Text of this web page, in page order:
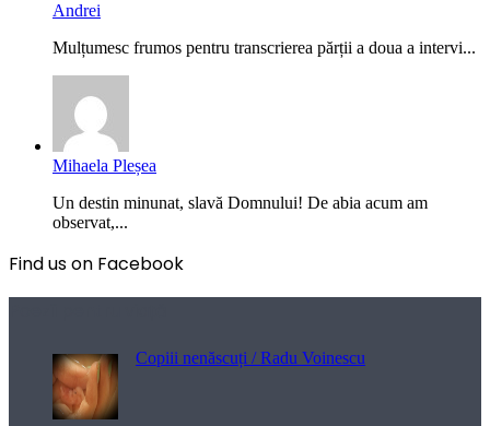
Andrei
Mulțumesc frumos pentru transcrierea părții a doua a intervi...
Mihaela Pleșea
Un destin minunat, slavă Domnului! De abia acum am
observat,...
Find us on Facebook
Copiii nenăscuți / Radu Voinescu